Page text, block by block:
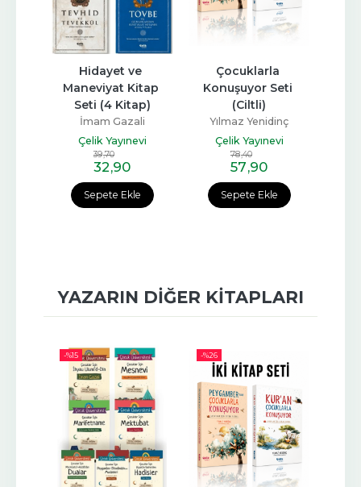
Sepete Ekle
Hidayet ve
Maneviyat Kitap
Seti (4 Kitap)
İmam Gazali
Çelik Yayınevi
39,70
32,90
Sepete Ekle
Çocuklarla
Konuşuyor Seti
(Ciltli)
Yılmaz Yenidinç
Çelik Yayınevi
78,40
57,90
YAZARIN DIĞER KITAPLARI
-%15 -%26